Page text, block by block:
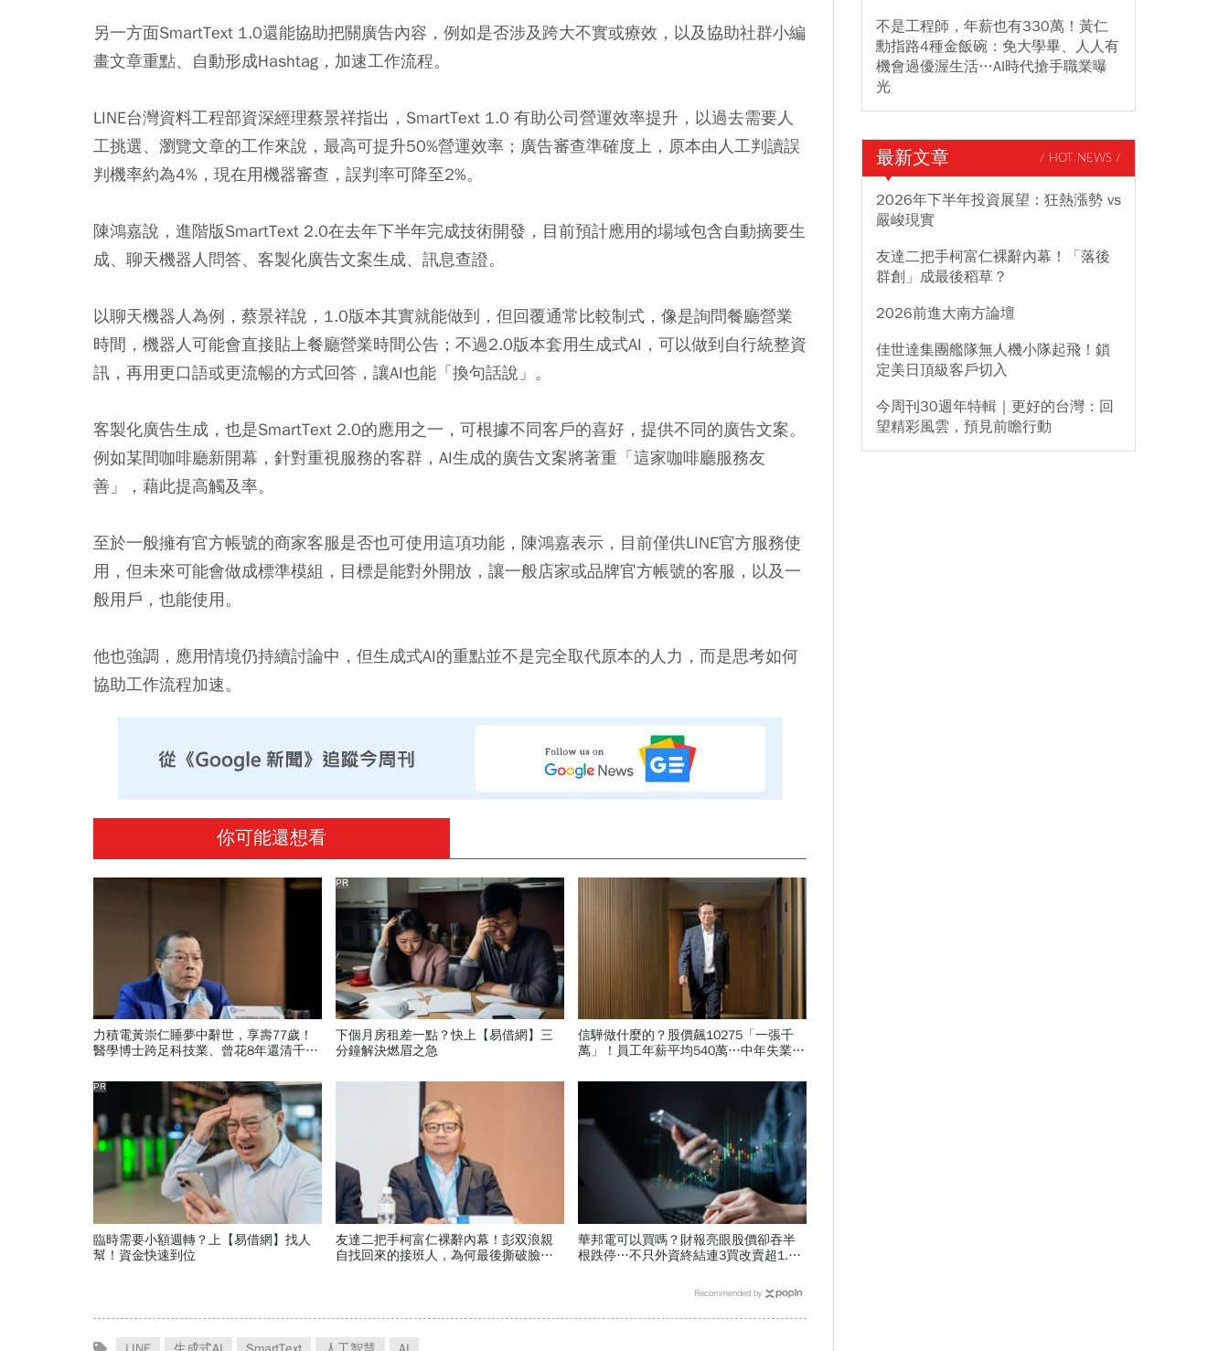
另一方面SmartText 1.0還能協助把關廣告內容，例如是否涉及跨大不實或療效，以及協助社群小編
畫文章重點、自動形成Hashtag，加速工作流程。
LINE台灣資料工程部資深經理蔡景祥指出，SmartText 1.0 有助公司營運效率提升，以過去需要人
工挑選、瀏覽文章的工作來說，最高可提升50%營運效率；廣告審查準確度上，原本由人工判讀誤
判機率約為4%，現在用機器審查，誤判率可降至2%。
陳鴻嘉說，進階版SmartText 2.0在去年下半年完成技術開發，目前預計應用的場域包含自動摘要生
成、聊天機器人問答、客製化廣告文案生成、訊息查證。
以聊天機器人為例，蔡景祥說，1.0版本其實就能做到，但回覆通常比較制式，像是詢問餐廳營業
時間，機器人可能會直接貼上餐廳營業時間公告；不過2.0版本套用生成式AI，可以做到自行統整資
訊，再用更口語或更流暢的方式回答，讓AI也能「換句話說」。
客製化廣告生成，也是SmartText 2.0的應用之一，可根據不同客戶的喜好，提供不同的廣告文案。
例如某間咖啡廳新開幕，針對重視服務的客群，AI生成的廣告文案將著重「這家咖啡廳服務友
善」，藉此提高觸及率。
至於一般擁有官方帳號的商家客服是否也可使用這項功能，陳鴻嘉表示，目前僅供LINE官方服務使
用，但未來可能會做成標準模組，目標是能對外開放，讓一般店家或品牌官方帳號的客服，以及一
般用戶，也能使用。
他也強調，應用情境仍持續討論中，但生成式AI的重點並不是完全取代原本的人力，而是思考如何
協助工作流程加速。
你可能還想看
力積電黃崇仁睡夢中辭世，享壽77歲！
醫學博士跨足科技業、曾花8年還清千萬
下個月房租差一點？快上【易借網】三
分鐘解決燃眉之急
PR
信驊做什麼的？股價飆10275「一張千
萬」！員工年薪平均540萬…中年失業工
臨時需要小額週轉？上【易借網】找人
幫！資金快速到位
PR
友達二把手柯富仁裸辭內幕！彭双浪親
自找回來的接班人，為何最後撕破臉？
華邦電可以買嗎？財報亮眼股價卻吞半
根跌停…不只外資終結連3買改賣超1.8
Recommended by
不是工程師，年薪也有330萬！黃仁
勳指路4種金飯碗：免大學畢、人人有
機會過優渥生活…AI時代搶手職業曝
光
最新文章 / HOT NEWS /
2026年下半年投資展望：狂熱漲勢 vs
嚴峻現實
友達二把手柯富仁裸辭內幕！「落後
群創」成最後稻草？
2026前進大南方論壇
佳世達集團艦隊無人機小隊起飛！鎖
定美日頂級客戶切入
今周刊30週年特輯｜更好的台灣：回
望精彩風雲，預見前瞻行動